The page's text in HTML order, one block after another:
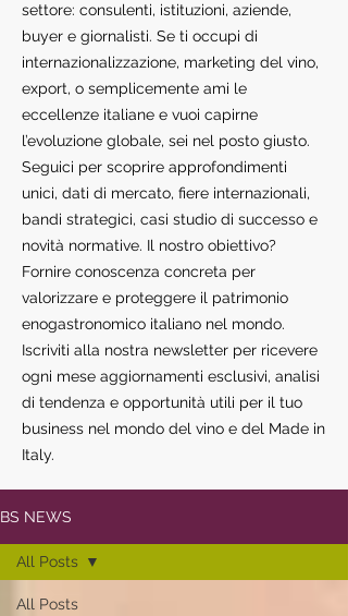
settore: consulenti, istituzioni, aziende,
buyer e giornalisti. Se ti occupi di
internazionalizzazione, marketing del vino,
export, o semplicemente ami le
eccellenze italiane e vuoi capirne
l’evoluzione globale, sei nel posto giusto.
Seguici per scoprire approfondimenti
unici, dati di mercato, fiere internazionali,
bandi strategici, casi studio di successo e
novità normative. Il nostro obiettivo?
Fornire conoscenza concreta per
valorizzare e proteggere il patrimonio
enogastronomico italiano nel mondo.
Iscriviti alla nostra newsletter per ricevere
ogni mese aggiornamenti esclusivi, analisi
di tendenza e opportunità utili per il tuo
business nel mondo del vino e del Made in
Italy.
BS NEWS
All Posts
All Posts